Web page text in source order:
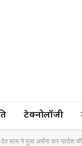
टेक्नोलॉजी
देव साय ने पूजा अर्चना कर